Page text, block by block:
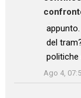
: “
del
politiche
”
Ago 4,